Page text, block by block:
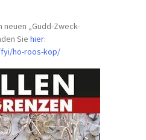
„Gudd-Zweck-
Siehier:
fyi/ho-roos-kop/